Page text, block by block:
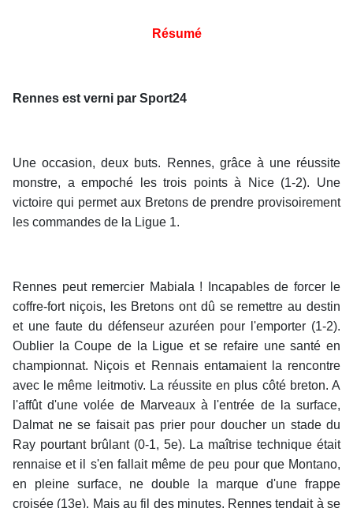
Résumé
Rennes est verni par Sport24
Une occasion, deux buts. Rennes, grâce à une réussite
monstre, a empoché les trois points à Nice (1-2). Une
victoire qui permet aux Bretons de prendre provisoirement
les commandes de la Ligue 1.
Rennes peut remercier Mabiala ! Incapables de forcer le
coffre-fort niçois, les Bretons ont dû se remettre au destin
et une faute du défenseur azuréen pour l'emporter (1-2).
Oublier la Coupe de la Ligue et se refaire une santé en
championnat. Niçois et Rennais entamaient la rencontre
avec le même leitmotiv. La réussite en plus côté breton. A
l'affût d'une volée de Marveaux à l'entrée de la surface,
Dalmat ne se faisait pas prier pour doucher un stade du
Ray pourtant brûlant (0-1, 5e). La maîtrise technique était
rennaise et il s'en fallait même de peu pour que Montano,
en pleine surface, ne double la marque d'une frappe
croisée (13e). Mais au fil des minutes, Rennes tendait à se